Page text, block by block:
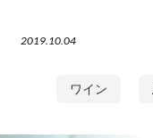
2019.10.04
ワイン